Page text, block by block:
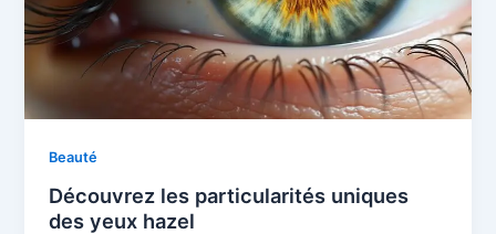
Beauté
Découvrez les particularités uniques
des yeux hazel